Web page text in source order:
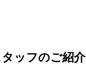
ッフのご紹介